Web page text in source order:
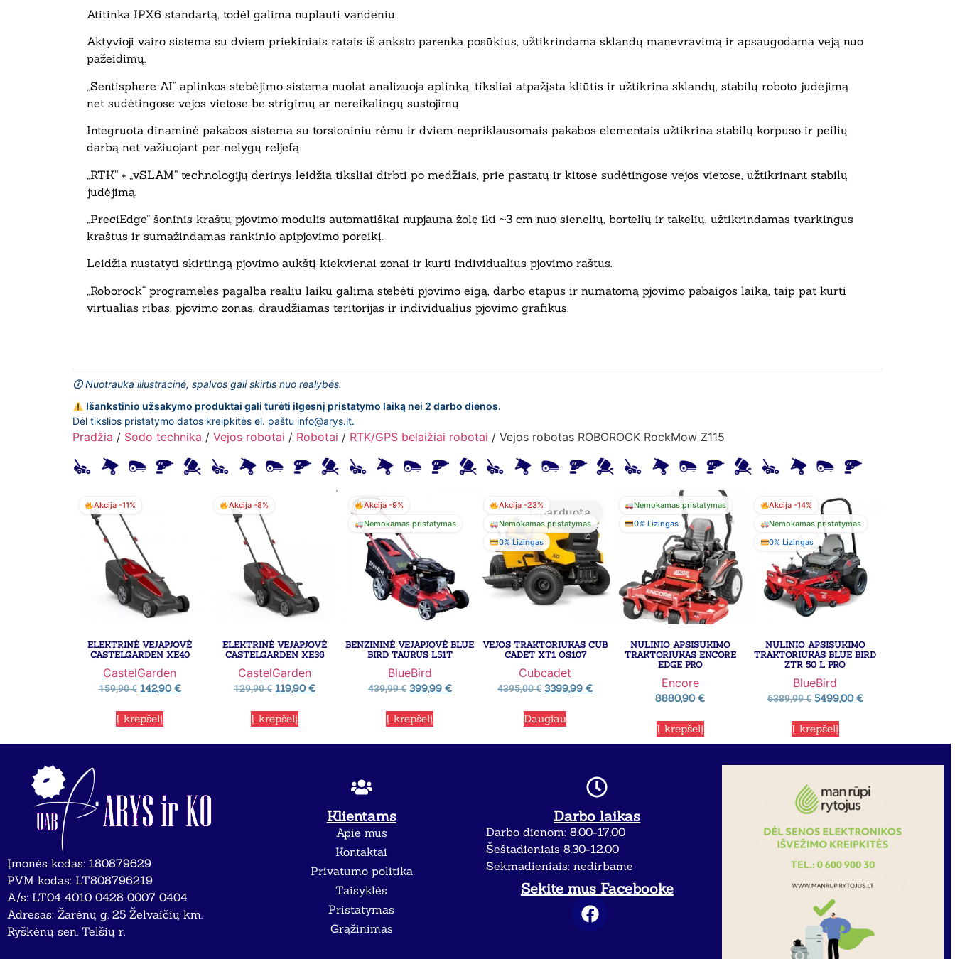
Atitinka IPX6 standartą, todėl galima nuplauti vandeniu.
Aktyvioji vairo sistema su dviem priekiniais ratais iš anksto parenka posūkius, užtikrindama sklandų manevravimą ir apsaugodama veją nuo
pažeidimų.
„Sentisphere AI“ aplinkos stebėjimo sistema nuolat analizuoja aplinką, tiksliai atpažįsta kliūtis ir užtikrina sklandų, stabilų roboto judėjimą
net sudėtingose vejos vietose be strigimų ar nereikalingų sustojimų.
Integruota dinaminė pakabos sistema su torsioniniu rėmu ir dviem nepriklausomais pakabos elementais užtikrina stabilų korpuso ir peilių
darbą net važiuojant per nelygų reljefą.
„RTK” + „vSLAM” technologijų derinys leidžia tiksliai dirbti po medžiais, prie pastatų ir kitose sudėtingose vejos vietose, užtikrinant stabilų
judėjimą.
„PreciEdge” šoninis kraštų pjovimo modulis automatiškai nupjauna žolę iki ~3 cm nuo sienelių, bortelių ir takelių, užtikrindamas tvarkingus
kraštus ir sumažindamas rankinio apipjovimo poreikį.
Leidžia nustatyti skirtingą pjovimo aukštį kiekvienai zonai ir kurti individualius pjovimo raštus.
„Roborock“ programėlės pagalba realiu laiku galima stebėti pjovimo eigą, darbo etapus ir numatomą pjovimo pabaigos laiką, taip pat kurti
virtualias ribas, pjovimo zonas, draudžiamas teritorijas ir individualius pjovimo grafikus.
🛈 Nuotrauka iliustracinė, spalvos gali skirtis nuo realybės.
Išankstinio užsakymo produktai gali turėti ilgesnį pristatymo laiką nei 2 darbo dienos.
Dėl tikslios pristatymo datos kreipkitės el. paštu info@arys.lt.
Pradžia / Sodo technika / Vejos robotai / Robotai / RTK/GPS belaižiai robotai / Vejos robotas ROBOROCK RockMow Z115
Akcija -11%
ELEKTRINĖ VEJAPJOVĖ
CASTELGARDEN XE40
CastelGarden
159,90€ 142,90€
Į krepšelį
Akcija -8%
ELEKTRINĖ VEJAPJOVĖ
CASTELGARDEN XE36
CastelGarden
129,90€ 119,90€
Į krepšelį
Akcija -9%
Nemokamas pristatymas
BENZININĖ VEJAPJOVĖ BLUE
BIRD TAURUS L51T
BlueBird
439,99€ 399,99 €
Į krepšelį
Akcija -23%
Nemokamas pristatymas
0% Lizingas
Išparduota
VEJOS TRAKTORIUKAS CUB
CADET XT1 OS107
Cubcadet
4395,00€ 3399,99€
Daugiau
Nemokamas pristatymas
0% Lizingas
NULINIO APSISUKIMO
TRAKTORIUKAS ENCORE
EDGE PRO
Encore
8880,90€
Į krepšelį
Akcija -14%
Nemokamas pristatymas
0% Lizingas
NULINIO APSISUKIMO
TRAKTORIUKAS BLUE BIRD
ZTR 50 L PRO
BlueBird
6389,99€ 5499,00€
Į krepšelį
Įmonės kodas: 180879629
PVM kodas: LT808796219
A/s: LT04 4010 0428 0007 0404
Adresas: Žarėnų g. 25 Želvaičių km.
Ryškėnų sen. Telšių r.
Klientams
Apie mus
Kontaktai
Privatumo politika
Taisyklės
Pristatymas
Grąžinimas
Darbo laikas
Darbo dienom: 8.00-17.00
Šeštadieniais 8.30-12.00
Sekmadieniais: nedirbame
Sekite mus Facebooke